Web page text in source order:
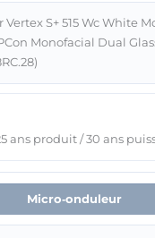
Vertex S+ 515 Wc White
Monofacial Dual
ans produit / 30 ans
Micro‑onduleur